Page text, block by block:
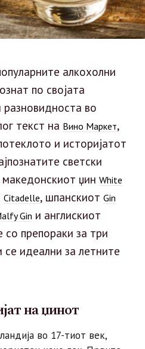
алкохолни
по својата
во
текст на Вино Маркет,
и историјатот
светски
џин White
Citadelle, шпанскиот Gin
Gin и англискиот
со препораки за три
се идеални за летните
на џинот
во 17-тиот век,